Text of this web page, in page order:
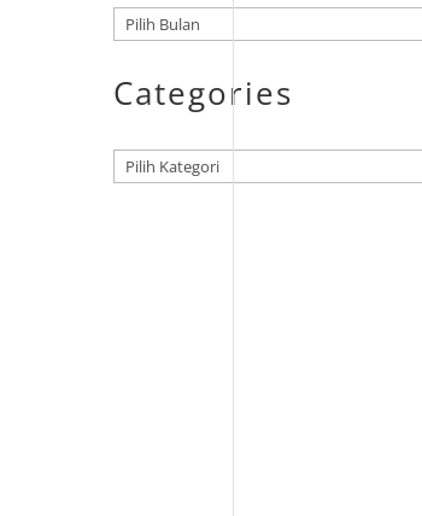
Arsip
Categories
Kategori